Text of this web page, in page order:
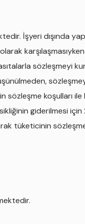
İşyeri dışında
sözleşmeyi
koşulları ile
giderilmesi için
tüketicinin